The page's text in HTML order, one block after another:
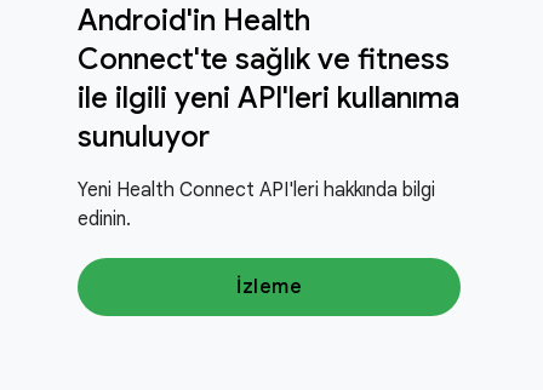
Android'in Health
Connect'te sağlık ve fitness
ile ilgili yeni API'leri kullanıma
sunuluyor
Yeni Health Connect API'leri hakkında bilgi
edinin.
İzleme